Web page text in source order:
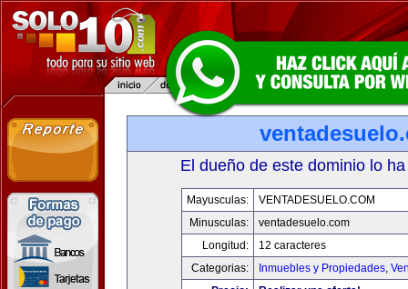
El dueño de este dominio lo
Mayusculas:
VENTADESUELO.COM
Minusculas:
ventadesuelo.com
Longitud:
12 caracteres
Categorias:
Inmuebles y Propiedades,